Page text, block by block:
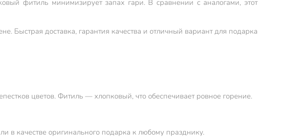
фитиль минимизирует запах гари. В сравнении с аналогами, этот
Быстрая доставка, гарантия качества и отличный вариант для подарка
цветов. Фитиль — хлопковый, что обеспечивает ровное горение.
в качестве оригинального подарка к любому празднику.